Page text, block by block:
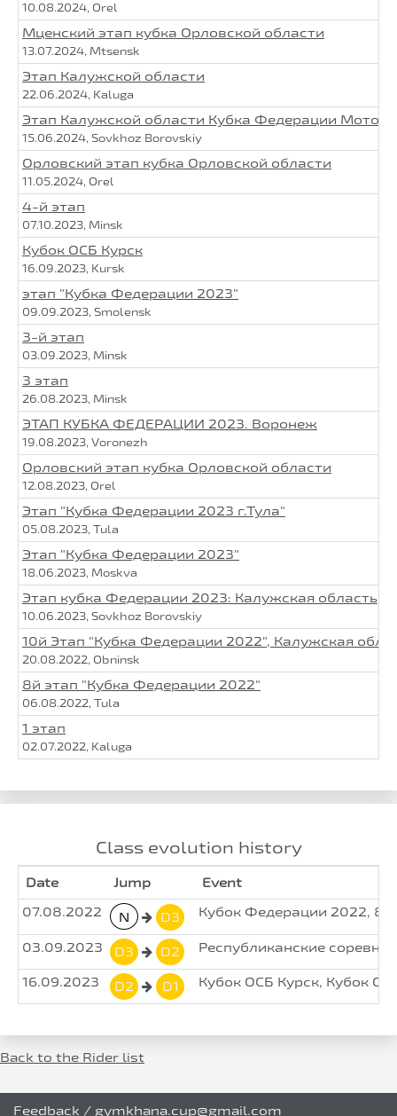
10.08.2024, Orel
Мценский этап кубка Орловской области
13.07.2024, Mtsensk
Этап Калужской области
22.06.2024, Kaluga
Этап Калужской области Кубка Федерации
15.06.2024, Sovkhoz Borovskiy
Орловский этап кубка Орловской области
11.05.2024, Orel
4-й этап
07.10.2023, Minsk
Кубок ОСБ Курск
16.09.2023, Kursk
этап "Кубка Федерации 2023"
09.09.2023, Smolensk
3-й этап
03.09.2023, Minsk
3 этап
26.08.2023, Minsk
ЭТАП КУБКА ФЕДЕРАЦИИ 2023. Воронеж
19.08.2023, Voronezh
Орловский этап кубка Орловской области
12.08.2023, Orel
Этап "Кубка Федерации 2023 г.Тула"
05.08.2023, Tula
Этап "Кубка Федерации 2023"
18.06.2023, Moskva
Этап кубка Федерации 2023: Калужская область
10.06.2023, Sovkhoz Borovskiy
10й Этап "Кубка Федерации 2022", Калужская
20.08.2022, Obninsk
8й этап "Кубка Федерации 2022"
06.08.2022, Tula
1 этап
02.07.2022, Kaluga
Class evolution history
Date Jump
Event
07.08.2022
N D3 Кубок Федерации 2022,
03.09.2023 D3 D2 Республиканские
16.09.2023 D2 D1 Кубок ОСБ Курск, Кубок
Back to the Rider list
Feedback / gymkhana.cup@gmail.com